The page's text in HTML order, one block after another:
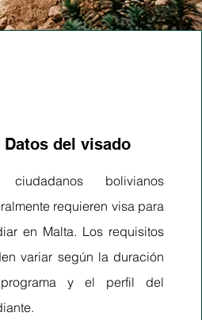
Datos del visado
ciudadanos bolivianos
requieren visa para
en Malta. Los requisitos
variar según la duración
y el perfil del